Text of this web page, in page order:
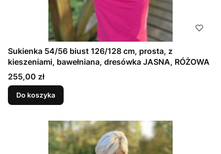
Sukienka 54/56 biust 126/128 cm, prosta, z
kieszeniami, bawełniana, dresówka JASNA, RÓŻOWA
Cena
255,00 zł
Do koszyka